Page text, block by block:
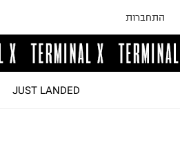
התחברות
JUST LANDED